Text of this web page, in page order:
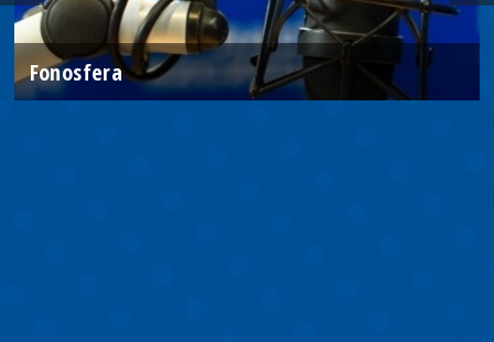
Fonosfera